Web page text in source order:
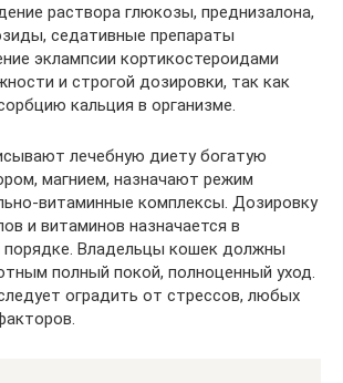
раствора глюкозы, преднизалона,
седативные препараты
эклампсии кортикостероидами
и строгой дозировки, так как
кальция в организме.
лечебную диету богатую
магнием, назначают режим
витаминные комплексы. Дозировку
и витаминов назначается в
порядке. Владельцы кошек должны
полный покой, полноценный уход.
оградить от стрессов, любых